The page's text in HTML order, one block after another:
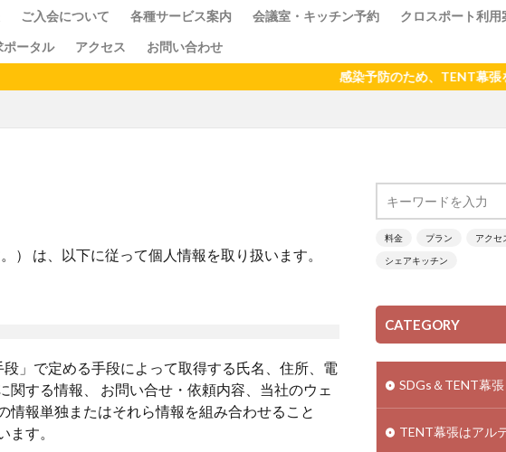
ご入会について 各種サービス案内 会議室・キッチン予約
クロスポート利用
ポータル アクセス
お問い合わせ
感染予防のため、TENT幕張をご利用
） は、以下に従って個人情報を取り扱います。
」で定める手段によって取得する氏名、住所、電
する情報、 お問い合せ・依頼内容、当社のウェ
報単独またはそれら情報を組み合わせること
す。
料金 プラン アクセ
シェアキッチン
CATEGORY
SDGs＆TENT幕張
TENT幕張はアル